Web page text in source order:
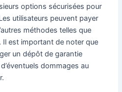
options sécurisées pour
utilisateurs peuvent payer
méthodes telles que
Il est important de noter que
un dépôt de garantie
dommages au